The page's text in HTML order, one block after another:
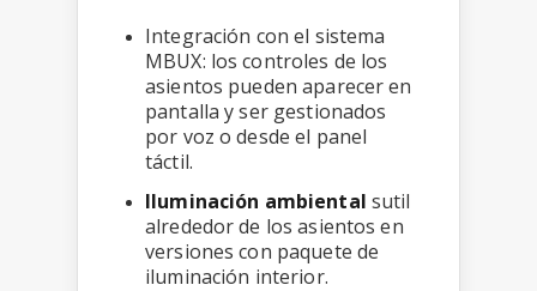
Integración con el sistema
MBUX: los controles de los
asientos pueden aparecer en
pantalla y ser gestionados
por voz o desde el panel
táctil.
Iluminación ambiental sutil
alrededor de los asientos en
versiones con paquete de
iluminación interior.